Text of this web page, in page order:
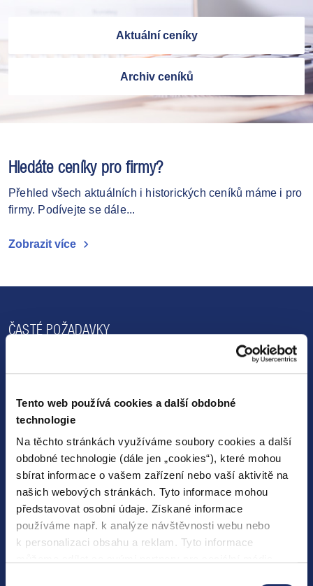
Tento web používá cookies a další obdobné
technologie
Na těchto stránkách využíváme soubory cookies a další
obdobné technologie (dále jen „cookies“), které mohou
sbírat informace o vašem zařízení nebo vaší aktivitě na
našich webových stránkách. Tyto informace mohou
představovat osobní údaje. Získané informace
používáme např. k analýze návštěvnosti webu nebo
k personalizaci obsahu a reklam. Tyto informace
Aktuální ceníky
Archiv ceníků
Hledáte ceníky pro firmy?
Přehled všech aktuálních i historických ceníků máme i pro
firmy. Podívejte se dále...
Zobrazit více chevron_right
ČASTÉ POŽADAVKY
Změna záloh
Formuláře pro elektřinu
SLUŽBY PRO VÁS
Elektřina
Plyn
Technologie